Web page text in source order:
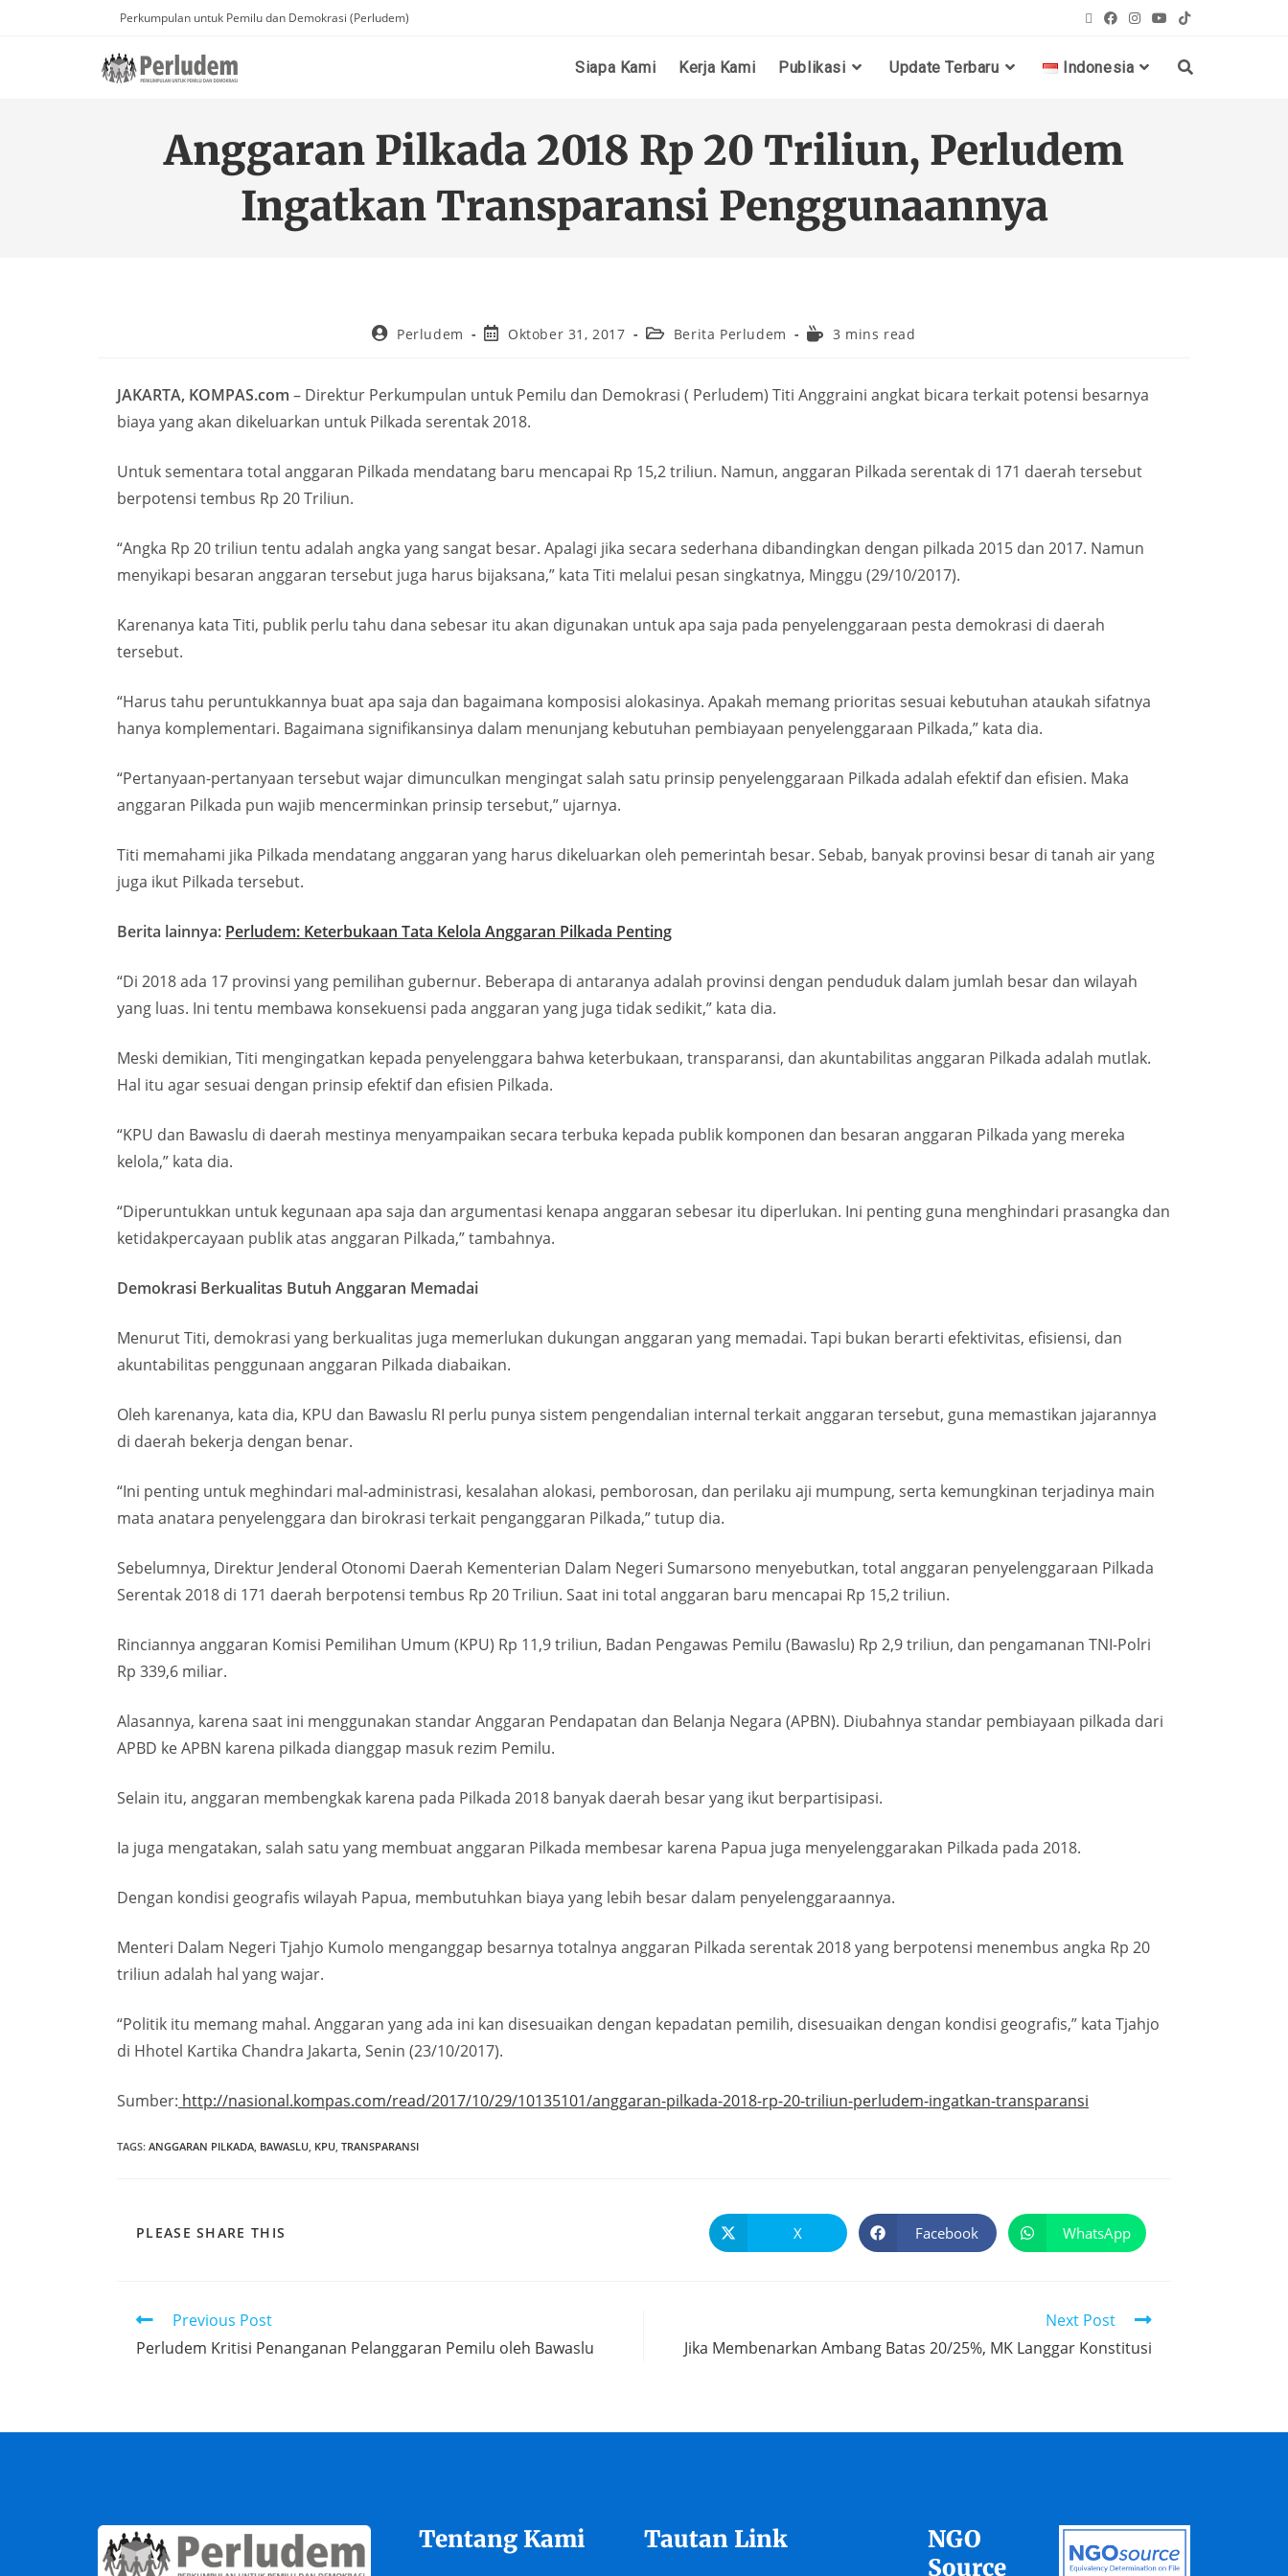
Perkumpulan untuk Pemilu dan Demokrasi (Perludem)
Siapa Kami Kerja Kami Publikasi Update Terbaru Indonesia
Anggaran Pilkada 2018 Rp 20 Triliun, Perludem
Ingatkan Transparansi Penggunaannya
Perludem Oktober 31, 2017 Berita Perludem 3 mins read
JAKARTA, KOMPAS.com – Direktur Perkumpulan untuk Pemilu dan Demokrasi ( Perludem) Titi Anggraini angkat bicara terkait potensi besarnya
biaya yang akan dikeluarkan untuk Pilkada serentak 2018.
Untuk sementara total anggaran Pilkada mendatang baru mencapai Rp 15,2 triliun. Namun, anggaran Pilkada serentak di 171 daerah tersebut
berpotensi tembus Rp 20 Triliun.
“Angka Rp 20 triliun tentu adalah angka yang sangat besar. Apalagi jika secara sederhana dibandingkan dengan pilkada 2015 dan 2017. Namun
menyikapi besaran anggaran tersebut juga harus bijaksana,” kata Titi melalui pesan singkatnya, Minggu (29/10/2017).
Karenanya kata Titi, publik perlu tahu dana sebesar itu akan digunakan untuk apa saja pada penyelenggaraan pesta demokrasi di daerah
tersebut.
“Harus tahu peruntukkannya buat apa saja dan bagaimana komposisi alokasinya. Apakah memang prioritas sesuai kebutuhan ataukah sifatnya
hanya komplementari. Bagaimana signifikansinya dalam menunjang kebutuhan pembiayaan penyelenggaraan Pilkada,” kata dia.
“Pertanyaan-pertanyaan tersebut wajar dimunculkan mengingat salah satu prinsip penyelenggaraan Pilkada adalah efektif dan efisien. Maka
anggaran Pilkada pun wajib mencerminkan prinsip tersebut,” ujarnya.
Titi memahami jika Pilkada mendatang anggaran yang harus dikeluarkan oleh pemerintah besar. Sebab, banyak provinsi besar di tanah air yang
juga ikut Pilkada tersebut.
Berita lainnya: Perludem: Keterbukaan Tata Kelola Anggaran Pilkada Penting
“Di 2018 ada 17 provinsi yang pemilihan gubernur. Beberapa di antaranya adalah provinsi dengan penduduk dalam jumlah besar dan wilayah
yang luas. Ini tentu membawa konsekuensi pada anggaran yang juga tidak sedikit,” kata dia.
Meski demikian, Titi mengingatkan kepada penyelenggara bahwa keterbukaan, transparansi, dan akuntabilitas anggaran Pilkada adalah mutlak.
Hal itu agar sesuai dengan prinsip efektif dan efisien Pilkada.
“KPU dan Bawaslu di daerah mestinya menyampaikan secara terbuka kepada publik komponen dan besaran anggaran Pilkada yang mereka
kelola,” kata dia.
“Diperuntukkan untuk kegunaan apa saja dan argumentasi kenapa anggaran sebesar itu diperlukan. Ini penting guna menghindari prasangka dan
ketidakpercayaan publik atas anggaran Pilkada,” tambahnya.
Demokrasi Berkualitas Butuh Anggaran Memadai
Menurut Titi, demokrasi yang berkualitas juga memerlukan dukungan anggaran yang memadai. Tapi bukan berarti efektivitas, efisiensi, dan
akuntabilitas penggunaan anggaran Pilkada diabaikan.
Oleh karenanya, kata dia, KPU dan Bawaslu RI perlu punya sistem pengendalian internal terkait anggaran tersebut, guna memastikan jajarannya
di daerah bekerja dengan benar.
“Ini penting untuk meghindari mal-administrasi, kesalahan alokasi, pemborosan, dan perilaku aji mumpung, serta kemungkinan terjadinya main
mata anatara penyelenggara dan birokrasi terkait penganggaran Pilkada,” tutup dia.
Sebelumnya, Direktur Jenderal Otonomi Daerah Kementerian Dalam Negeri Sumarsono menyebutkan, total anggaran penyelenggaraan Pilkada
Serentak 2018 di 171 daerah berpotensi tembus Rp 20 Triliun. Saat ini total anggaran baru mencapai Rp 15,2 triliun.
Rinciannya anggaran Komisi Pemilihan Umum (KPU) Rp 11,9 triliun, Badan Pengawas Pemilu (Bawaslu) Rp 2,9 triliun, dan pengamanan TNI-Polri
Rp 339,6 miliar.
Alasannya, karena saat ini menggunakan standar Anggaran Pendapatan dan Belanja Negara (APBN). Diubahnya standar pembiayaan pilkada dari
APBD ke APBN karena pilkada dianggap masuk rezim Pemilu.
Selain itu, anggaran membengkak karena pada Pilkada 2018 banyak daerah besar yang ikut berpartisipasi.
Ia juga mengatakan, salah satu yang membuat anggaran Pilkada membesar karena Papua juga menyelenggarakan Pilkada pada 2018.
Dengan kondisi geografis wilayah Papua, membutuhkan biaya yang lebih besar dalam penyelenggaraannya.
Menteri Dalam Negeri Tjahjo Kumolo menganggap besarnya totalnya anggaran Pilkada serentak 2018 yang berpotensi menembus angka Rp 20
triliun adalah hal yang wajar.
“Politik itu memang mahal. Anggaran yang ada ini kan disesuaikan dengan kepadatan pemilih, disesuaikan dengan kondisi geografis,” kata Tjahjo
di Hhotel Kartika Chandra Jakarta, Senin (23/10/2017).
Sumber: http://nasional.kompas.com/read/2017/10/29/10135101/anggaran-pilkada-2018-rp-20-triliun-perludem-ingatkan-transparansi
TAGS: ANGGARAN PILKADA, BAWASLU, KPU, TRANSPARANSI
PLEASE SHARE THIS X Facebook WhatsApp
Previous Post
Perludem Kritisi Penanganan Pelanggaran Pemilu oleh Bawaslu
Next Post
Jika Membenarkan Ambang Batas 20/25%, MK Langgar Konstitusi
Tentang Kami Tautan Link
NGO
Source